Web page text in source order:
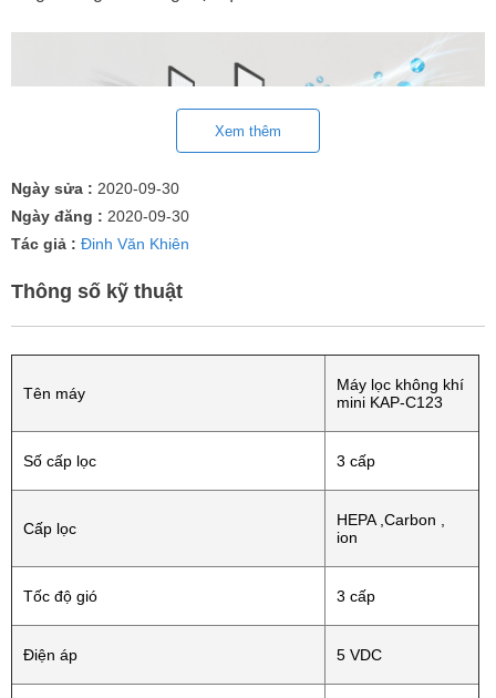
Xem thêm
Ngày sửa : 2020-09-30
Ngày đăng : 2020-09-30
Tác giả : Đinh Văn Khiên
Thông số kỹ thuật
Tên máy
Máy lọc không khí
mini KAP-C123
Số cấp lọc 3 cấp
Cấp lọc
HEPA ,Carbon ,
ion
Tốc độ gió 3 cấp
Điện áp 5 VDC